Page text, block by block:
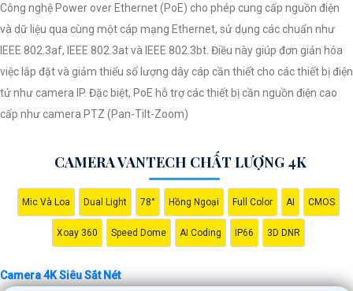
Hy vọng mẫu tư vấn này sẽ giúp bạn trong việc giới thiệu Camera 4K
Siêu Sắt Nét đến với người khác.
Công nghệ Power over Ethernet (PoE) cho phép cung cấp nguồn điện
và dữ liệu qua cùng một cáp mạng Ethernet, sử dụng các chuẩn như
IEEE 802.3af, IEEE 802.3at và IEEE 802.3bt. Điều này giúp đơn giản hóa
việc lắp đặt và giảm thiểu số lượng dây cáp cần thiết cho các thiết bị điện
tử như camera IP. Đặc biệt, PoE hỗ trợ các thiết bị cần nguồn điện cao
cấp như camera PTZ (Pan-Tilt-Zoom)
CAMERA VANTECH CHẤT LƯỢNG 4K
Mic Và Loa Dual Light 78° Hồng Ngoại Full Color AI CMOS
Xoay 360 Speed Dome AI Coding IP66 3D DNR
Camera 4K Siêu Sắt Nét